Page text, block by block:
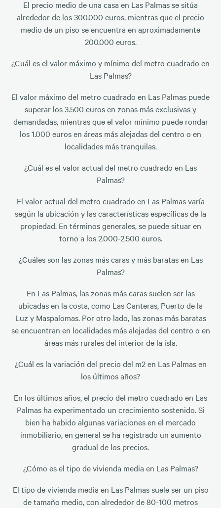
El precio medio de una casa en Las Palmas se sitúa
alrededor de los 300.000 euros, mientras que el precio
medio de un piso se encuentra en aproximadamente
200.000 euros.
¿Cuál es el valor máximo y mínimo del metro cuadrado en
Las Palmas?
El valor máximo del metro cuadrado en Las Palmas puede
superar los 3.500 euros en zonas más exclusivas y
demandadas, mientras que el valor mínimo puede rondar
los 1.000 euros en áreas más alejadas del centro o en
localidades más tranquilas.
¿Cuál es el valor actual del metro cuadrado en Las
Palmas?
El valor actual del metro cuadrado en Las Palmas varía
según la ubicación y las características específicas de la
propiedad. En términos generales, se puede situar en
torno a los 2.000-2.500 euros.
¿Cuáles son las zonas más caras y más baratas en Las
Palmas?
En Las Palmas, las zonas más caras suelen ser las
ubicadas en la costa, como Las Canteras, Puerto de la
Luz y Maspalomas. Por otro lado, las zonas más baratas
se encuentran en localidades más alejadas del centro o en
áreas más rurales del interior de la isla.
¿Cuál es la variación del precio del m2 en Las Palmas en
los últimos años?
En los últimos años, el precio del metro cuadrado en Las
Palmas ha experimentado un crecimiento sostenido. Si
bien ha habido algunas variaciones en el mercado
inmobiliario, en general se ha registrado un aumento
gradual de los precios.
¿Cómo es el tipo de vivienda media en Las Palmas?
El tipo de vivienda media en Las Palmas suele ser un piso
de tamaño medio, con alrededor de 80-100 metros